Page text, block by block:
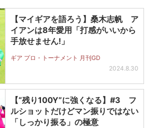
【マイギアを語ろう】桑木志帆 ア
イアンは8年愛用「打感がいいから
手放せません!」
ギア プロ・トーナメント 月刊GD
2024.8.30
【“残り100Y”に強くなる】#3 フ
ルショットだけどマン振りではない
「しっかり振る」の極意